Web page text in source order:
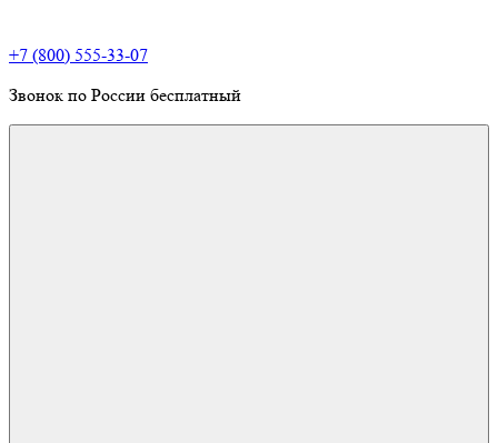
+7 (800) 555-33-07
Звонок по России бесплатный